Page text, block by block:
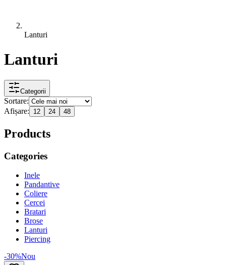
Lanturi
Lanturi
Categorii
Sortare:
Afișare:
12 24 48
Products
Categories
Inele
Pandantive
Coliere
Cercei
Bratari
Brose
Lanturi
Piercing
-30%Nou